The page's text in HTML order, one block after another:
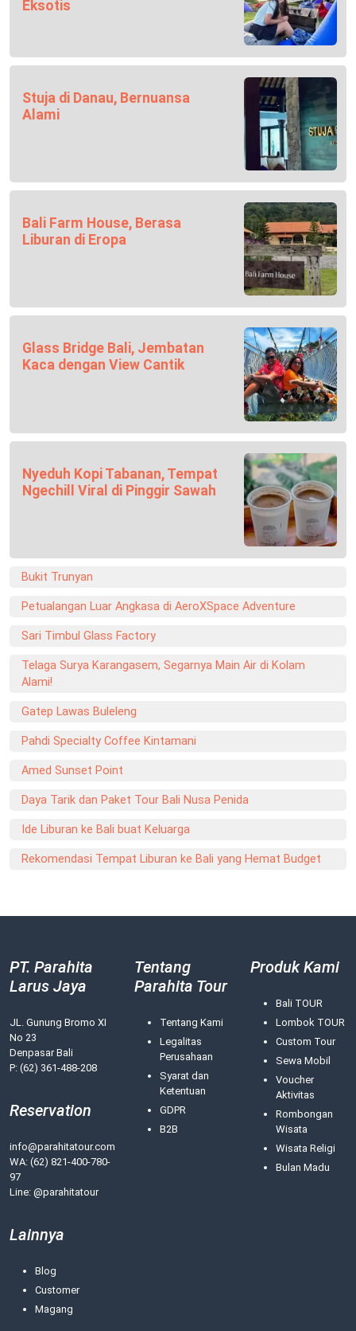
Eksotis
Stuja di Danau, Bernuansa
Alami
Bali Farm House, Berasa
Liburan di Eropa
Glass Bridge Bali, Jembatan
Kaca dengan View Cantik
Nyeduh Kopi Tabanan, Tempat
Ngechill Viral di Pinggir Sawah
Bukit Trunyan
Petualangan Luar Angkasa di AeroXSpace Adventure
Sari Timbul Glass Factory
Telaga Surya Karangasem, Segarnya Main Air di Kolam
Alami!
Gatep Lawas Buleleng
Pahdi Specialty Coffee Kintamani
Amed Sunset Point
Daya Tarik dan Paket Tour Bali Nusa Penida
Ide Liburan ke Bali buat Keluarga
Rekomendasi Tempat Liburan ke Bali yang Hemat Budget
PT. Parahita
Larus Jaya
JL. Gunung Bromo XI
No 23
Denpasar Bali
P: (62) 361-488-208
Reservation
info@parahitatour.com
WA: (62) 821-400-780-
97
Line: @parahitatour
Tentang
Parahita Tour
Tentang Kami
Legalitas
Perusahaan
Syarat dan
Ketentuan
GDPR
B2B
Produk Kami
Bali TOUR
Lombok TOUR
Custom Tour
Sewa Mobil
Voucher
Aktivitas
Rombongan
Wisata
Wisata Religi
Bulan Madu
Lainnya
Blog
Customer
Magang